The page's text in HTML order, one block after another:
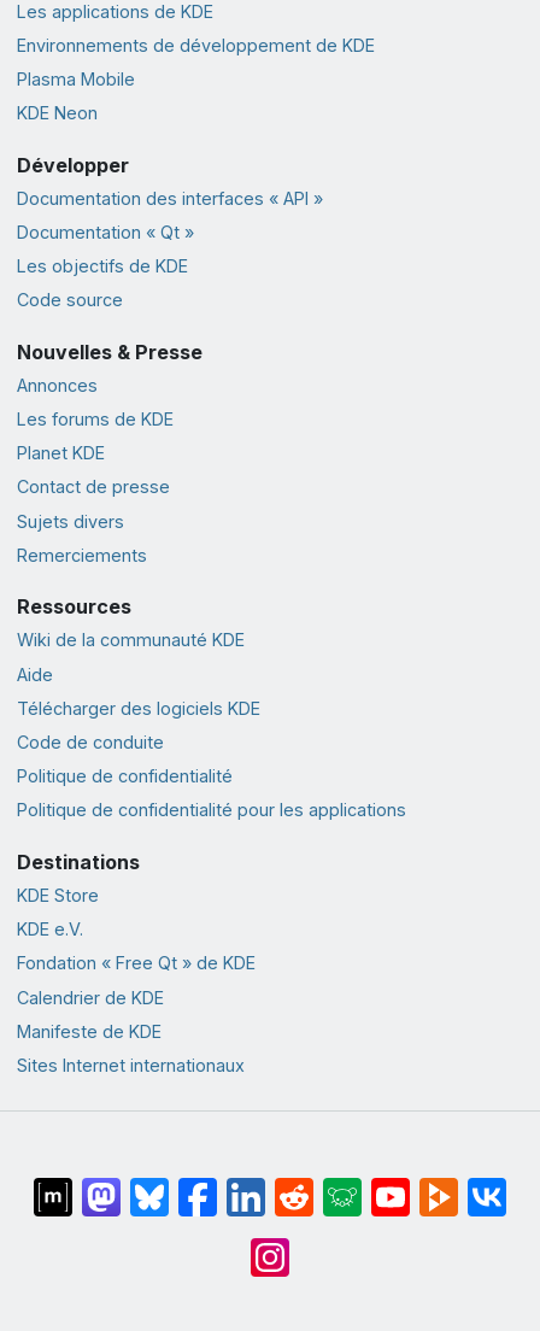
Les applications de KDE
Environnements de développement de KDE
Plasma Mobile
KDE Neon
Développer
Documentation des interfaces « API »
Documentation « Qt »
Les objectifs de KDE
Code source
Nouvelles & Presse
Annonces
Les forums de KDE
Planet KDE
Contact de presse
Sujets divers
Remerciements
Ressources
Wiki de la communauté KDE
Aide
Télécharger des logiciels KDE
Code de conduite
Politique de confidentialité
Politique de confidentialité pour les applications
Destinations
KDE Store
KDE e.V.
Fondation « Free Qt » de KDE
Calendrier de KDE
Manifeste de KDE
Sites Internet internationaux